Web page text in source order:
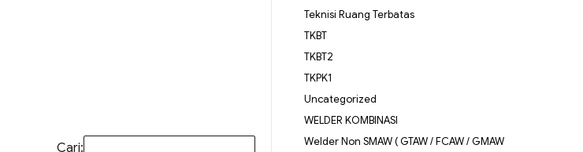
Cari:
Teknisi Ruang Terbatas
TKBT
TKBT2
TKPK1
Uncategorized
WELDER KOMBINASI
Welder Non SMAW ( GTAW / FCAW / GMAW